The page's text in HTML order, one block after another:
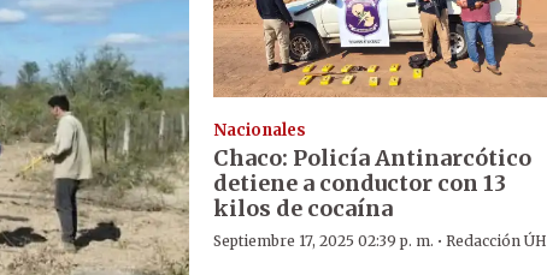
Nacionales
Chaco: Policía Antinarcótico
detiene a conductor con 13
kilos de cocaína
Septiembre 17, 2025 02:39 p. m. · Redacción ÚH